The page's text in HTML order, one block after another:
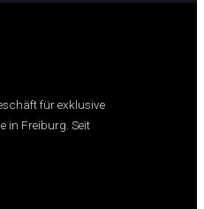
für exklusive
in Freiburg. Seit